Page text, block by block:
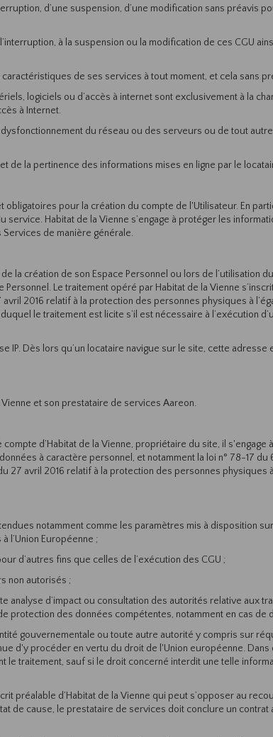
d’une suspension, d’une modification sans préavis
à la suspension ou la modification de ces CGU
de ses services à tout moment, et cela sans
logiciels ou d’accès à internet sont exclusivement à la
à Internet.
du réseau ou des serveurs ou de tout
de la pertinence des informations mises en ligne par le
obligatoires pour la création du compte de l'Utilisateur. En
Habitat de la Vienne s’engage à protéger les
de manière générale.
la création de son Espace Personnel ou lors de l’utilisation
Le traitement opéré par Habitat de la Vienne
2016 relatif à la protection des personnes physiques à
le traitement est licite s’il est nécessaire à l’exécution
IP. Dès lors qu’un locataire navigue sur le site, cette adresse
et son prestataire de services Aareon.
d’Habitat de la Vienne, propriétaire du site, il s'engage
à caractère personnel, et notamment la loi n° 78-17
27 avril 2016 relatif à la protection des personnes physiques
notamment comme les paramètres mis à disposition
l’Union Européenne ;
d’autres fins que celles de l’exécution des CGU ;
non autorisés ;
analyse d’impact ou consultation des autorités relative aux
des données compétentes, notamment en cas de
gouvernementale ou toute autre autorité y compris sur
d'y procéder en vertu du droit de l'Union européenne.
le traitement, sauf si le droit concerné interdit une telle
préalable d’Habitat de la Vienne qui peut s’opposer au
de cause, le prestataire de services doit conclure un